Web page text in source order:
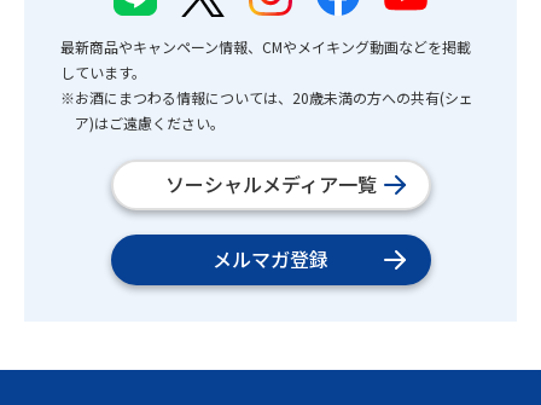
最新商品やキャンペーン情報、CMやメイキング動画などを掲載
しています。
※お酒にまつわる情報については、20歳未満の方への共有(シェ
ア)はご遠慮ください。
ソーシャルメディア一覧
メルマガ登録